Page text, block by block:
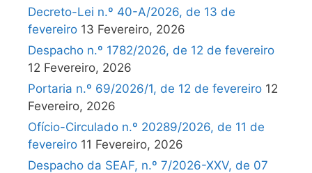
Decreto-Lei n.º 40-A/2026, de 13 de
fevereiro 13 Fevereiro, 2026
Despacho n.º 1782/2026, de 12 de fevereiro
12 Fevereiro, 2026
Portaria n.º 69/2026/1, de 12 de fevereiro 12
Fevereiro, 2026
Ofício-Circulado n.º 20289/2026, de 11 de
fevereiro 11 Fevereiro, 2026
Despacho da SEAF, n.º 7/2026-XXV, de 07